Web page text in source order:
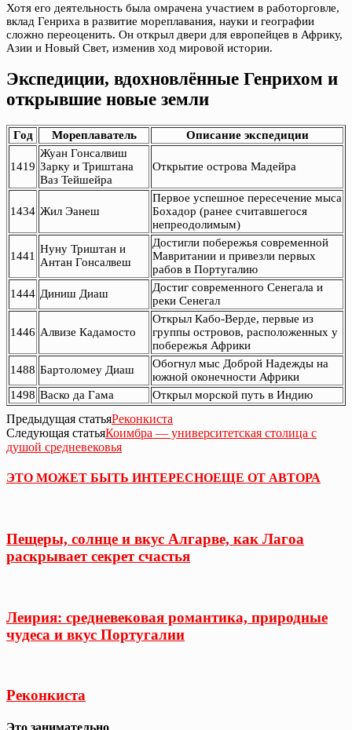
Хотя его деятельность была омрачена участием в работорговле,
вклад Генриха в развитие мореплавания, науки и географии
сложно переоценить. Он открыл двери для европейцев в Африку,
Азии и Новый Свет, изменив ход мировой истории.
Экспедиции, вдохновлённые Генрихом и
открывшие новые земли
Год Мореплаватель Описание экспедиции
1419
Жуан Гонсалвиш
Зарку и Триштана
Ваз Тейшейра
Открытие острова Мадейра
1434 Жил Эанеш
Первое успешное пересечение мыса
Бохадор (ранее считавшегося
непреодолимым)
1441
Нуну Триштан и
Антан Гонсалвеш
Достигли побережья современной
Мавритании и привезли первых
рабов в Португалию
1444 Диниш Диаш
Достиг современного Сенегала и
реки Сенегал
1446 Алвизе Кадамосто
Открыл Кабо-Верде, первые из
группы островов, расположенных у
побережья Африки
1488 Бартоломеу Диаш
Обогнул мыс Доброй Надежды на
южной оконечности Африки
1498 Васко да Гама Открыл морской путь в Индию
Предыдущая статьяРеконкиста
Следующая статьяКоимбра — университетская столица с
душой средневековья
ЭТО МОЖЕТ БЫТЬ ИНТЕРЕСНОЕЩЕ ОТ АВТОРА
Пещеры, солнце и вкус Алгарве, как Лагоа
раскрывает секрет счастья
Леирия: средневековая романтика, природные
чудеса и вкус Португалии
Реконкиста